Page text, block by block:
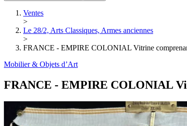
Ventes
>
Le 28/2, Arts Classiques, Armes anciennes
>
FRANCE - EMPIRE COLONIAL Vitrine
Mobilier & Objets d’Art
FRANCE - EMPIRE COLONIAL